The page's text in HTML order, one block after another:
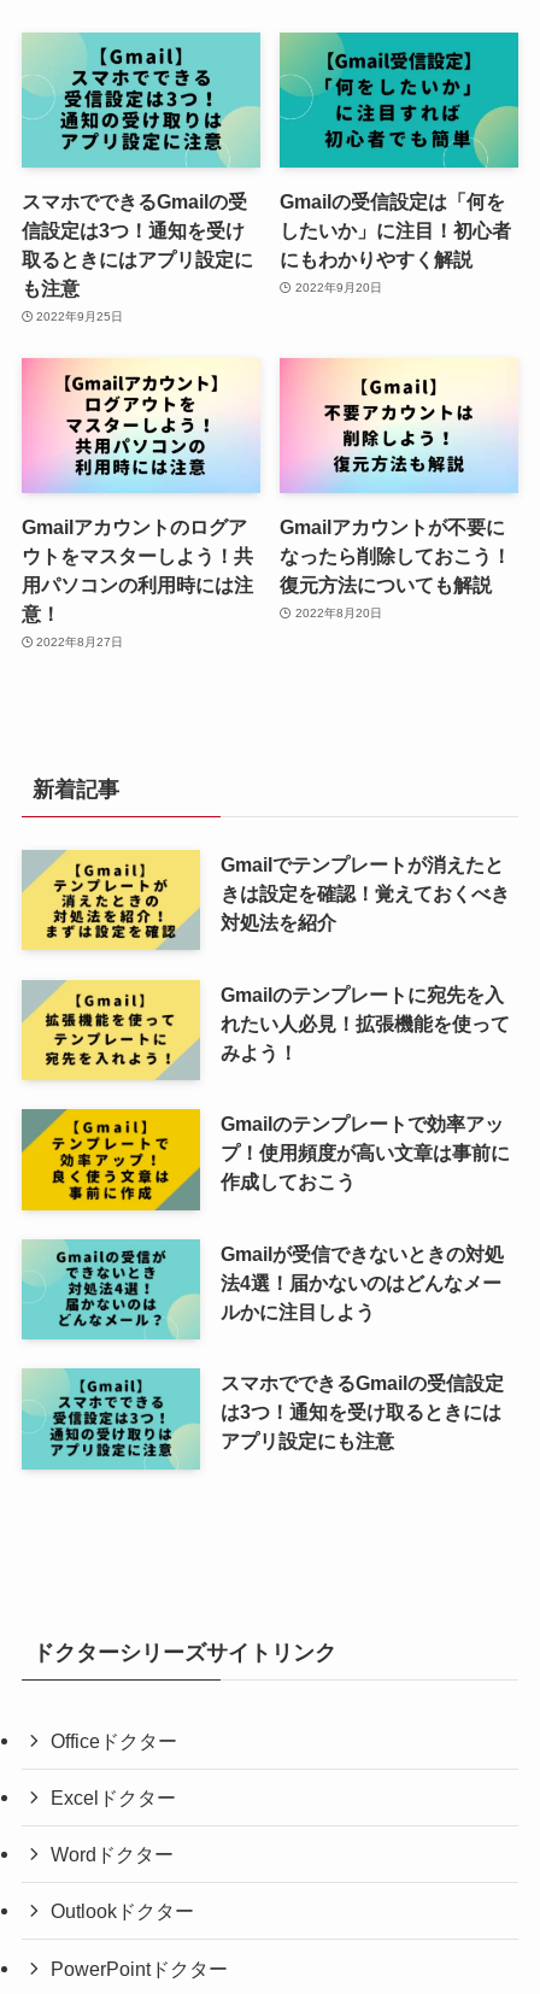
スマホでできるGmailの受
信設定は3つ！通知を受け
取るときにはアプリ設定に
も注意
2022年9月25日
Gmailの受信設定は「何を
したいか」に注目！初心者
にもわかりやすく解説
2022年9月20日
Gmailアカウントのログア
ウトをマスターしよう！共
用パソコンの利用時には注
意！
2022年8月27日
Gmailアカウントが不要に
なったら削除しておこう！
復元方法についても解説
2022年8月20日
新着記事
Gmailでテンプレートが消えたと
きは設定を確認！覚えておくべき
対処法を紹介
Gmailのテンプレートに宛先を入
れたい人必見！拡張機能を使って
みよう！
Gmailのテンプレートで効率アッ
プ！使用頻度が高い文章は事前に
作成しておこう
Gmailが受信できないときの対処
法4選！届かないのはどんなメー
ルかに注目しよう
スマホでできるGmailの受信設定
は3つ！通知を受け取るときには
アプリ設定にも注意
ドクターシリーズサイトリンク
Officeドクター
Excelドクター
Wordドクター
Outlookドクター
PowerPointドクター